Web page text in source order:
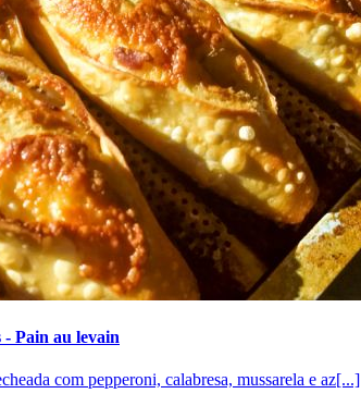
Pain au levain
com pepperoni, calabresa, mussarela e az[...]